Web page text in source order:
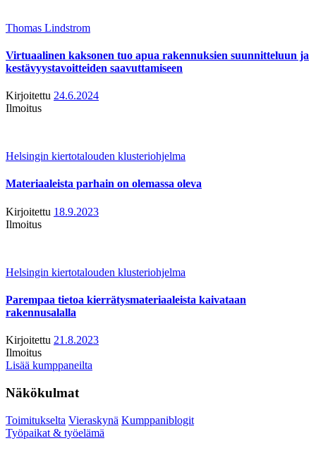
Thomas Lindstrom
Virtuaalinen kaksonen tuo apua rakennuksien suunnitteluun ja
kestävyystavoitteiden saavuttamiseen
Kirjoitettu 24.6.2024
Ilmoitus
Helsingin kiertotalouden klusteriohjelma
Materiaaleista parhain on olemassa oleva
Kirjoitettu 18.9.2023
Ilmoitus
Helsingin kiertotalouden klusteriohjelma
Parempaa tietoa kierrätysmateriaaleista kaivataan
rakennusalalla
Kirjoitettu 21.8.2023
Ilmoitus
Lisää kumppaneilta
Näkökulmat
Toimitukselta Vieraskynä Kumppaniblogit
Työpaikat & työelämä